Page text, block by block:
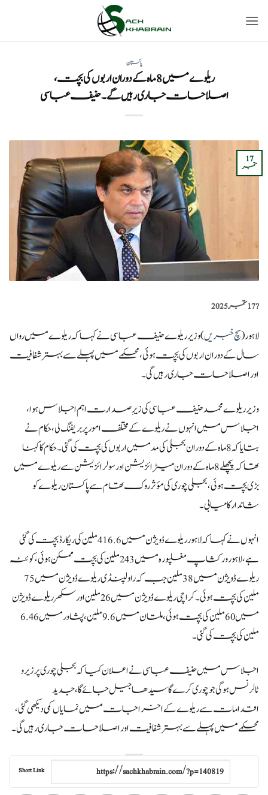
پاکستان
ریلوے میں 8 ماہ کے دوران اربوں کی بچت،
اصلاحات جاری رہیں گے۔ حنیف عباسی
17
ستمبر
?️17 ستمبر 2025
لاہور (سچ خبریں) وزیر ریلوے حنیف عباسی نے کہا کہ ریلوے میں رواں
سال کے دوران اربوں کی بچت ہوئی ، محکمے میں پہلے سے بہتر شفافیت
اور اصلاحات جاری رہیں گی۔
وزیر ریلوے محمد حنیف عباسی کی زیرِ صدارت اہم اجلاس ہوا ،
اجلاس میں انہوں نے ریلوے کے مختلف امور پر بریفنگ لی، حکام نے
بتایا کہ 8 ماہ کے دوران بجلی کی مد میں اربوں کی بچت کی گئی۔ حکام کا کہنا
تھا کہ پچھلے 8 ماہ کے دوران میٹرائزیشن اور سولرائزیشن سے ریلوے میں
بڑی بچت ہوئی، بجلی چوری کی مؤثر روک تھام سے پاکستان ریلوے کو
شاندار کامیابی۔
انہوں نے کہا کہ لاہور ریلوے ڈویژن میں 416.6 ملین کی ریکارڈ بچت کی گئی
ہے،لاہور ورکشاپ مغلپورہ میں 243 ملین کی بچت ممکن ہوئی،کوئٹہ
ریلوے ڈویژن میں 38 ملین جب کہ راولپنڈی ریلوے ڈویژن میں 75
ملین کی بچت ہوئی۔ کراچی ریلوے ڈویژن میں 26 ملین اور سکھر ریلوے ڈویژن
میں 60 ملین کی بچت ہوئی، ملتان میں 9.6 ملین، پشاور میں 6.46
ملین کی بچت کی گئی۔
اجلاس میں حنیف عباسی نے اعلان کیا کہ بجلی چوری پر زیرو
ٹالرنس ہوگی جو چوری کرے گا سیدھا جیل جائے گا، جدید
اقدامات سے ریلوے کے اخراجات میں نمایاں کمی دیکھی گئی،
محکمے میں پہلے سے بہتر شفافیت اور اصلاحات جاری رہیں گی۔
Short Link